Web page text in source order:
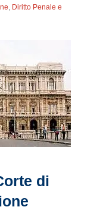
, Diritto Penale e
di